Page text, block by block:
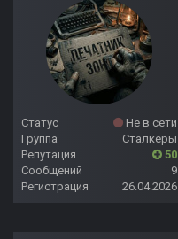
Статус
Не в сети
Группа
Сталкеры
Репутация
50
Сообщений
9
Регистрация
26.04.2026